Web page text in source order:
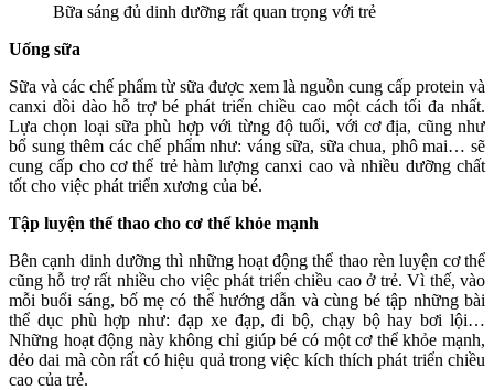
Bữa sáng đủ dinh dưỡng rất quan trọng với trẻ
Uống sữa
Sữa và các chế phẩm từ sữa được xem là nguồn cung cấp protein và
canxi dồi dào hỗ trợ bé phát triển chiều cao một cách tối đa nhất.
Lựa chọn loại sữa phù hợp với từng độ tuổi, với cơ địa, cũng như
bổ sung thêm các chế phẩm như: váng sữa, sữa chua, phô mai… sẽ
cung cấp cho cơ thể trẻ hàm lượng canxi cao và nhiều dưỡng chất
tốt cho việc phát triển xương của bé.
Tập luyện thể thao cho cơ thể khỏe mạnh
Bên cạnh dinh dưỡng thì những hoạt động thể thao rèn luyện cơ thể
cũng hỗ trợ rất nhiều cho việc phát triển chiều cao ở trẻ. Vì thế, vào
mỗi buổi sáng, bố mẹ có thể hướng dẫn và cùng bé tập những bài
thể dục phù hợp như: đạp xe đạp, đi bộ, chạy bộ hay bơi lội…
Những hoạt động này không chỉ giúp bé có một cơ thể khỏe mạnh,
dẻo dai mà còn rất có hiệu quả trong việc kích thích phát triển chiều
cao của trẻ.